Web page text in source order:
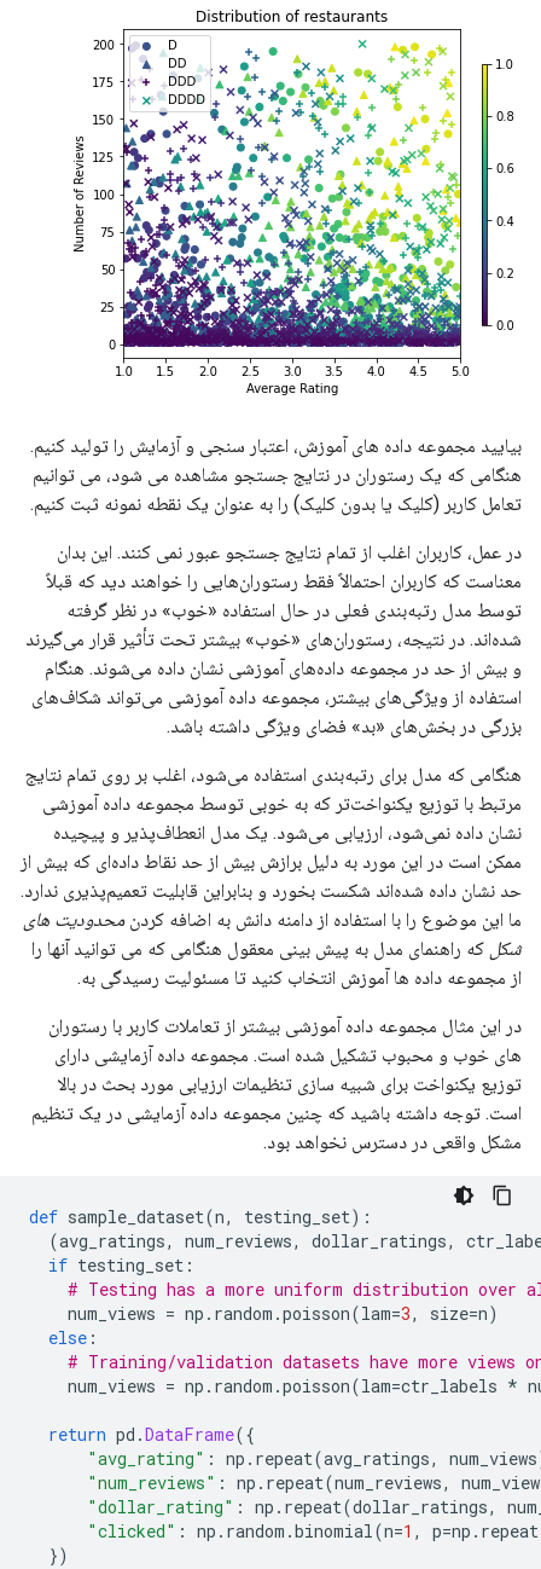
بیایید مجموعه داده های آموزش، اعتبار سنجی و آزمایش را تولید کنیم.
هنگامی که یک رستوران در نتایج جستجو مشاهده می شود، می توانیم
تعامل کاربر (کلیک یا بدون کلیک) را به عنوان یک نقطه نمونه ثبت کنیم.
در عمل، کاربران اغلب از تمام نتایج جستجو عبور نمی کنند. این بدان
معناست که کاربران احتمالاً فقط رستوران‌هایی را خواهند دید که قبلاً
توسط مدل رتبه‌بندی فعلی در حال استفاده «خوب» در نظر گرفته
شده‌اند. در نتیجه، رستوران‌های «خوب» بیشتر تحت تأثیر قرار می‌گیرند
و بیش از حد در مجموعه داده‌های آموزشی نشان داده می‌شوند. هنگام
استفاده از ویژگی‌های بیشتر، مجموعه داده آموزشی می‌تواند شکاف‌های
بزرگی در بخش‌های «بد» فضای ویژگی داشته باشد.
هنگامی که مدل برای رتبه‌بندی استفاده می‌شود، اغلب بر روی تمام نتایج
مرتبط با توزیع یکنواخت‌تر که به خوبی توسط مجموعه داده آموزشی
نشان داده نمی‌شود، ارزیابی می‌شود. یک مدل انعطاف‌پذیر و پیچیده
ممکن است در این مورد به دلیل برازش بیش از حد نقاط داده‌ای که بیش از
حد نشان داده شده‌اند شکست بخورد و بنابراین قابلیت تعمیم‌پذیری ندارد.
ما این موضوع را با استفاده از دامنه دانش به اضافه کردن محدودیت های
شکل که راهنمای مدل به پیش بینی معقول هنگامی که می توانید آنها را
از مجموعه داده ها آموزش انتخاب کنید تا مسئولیت رسیدگی به.
در این مثال مجموعه داده آموزشی بیشتر از تعاملات کاربر با رستوران
های خوب و محبوب تشکیل شده است. مجموعه داده آزمایشی دارای
توزیع یکنواخت برای شبیه سازی تنظیمات ارزیابی مورد بحث در بالا
است. توجه داشته باشید که چنین مجموعه داده آزمایشی در یک تنظیم
مشکل واقعی در دسترس نخواهد بود.
def sample_dataset(n, testing_set):
(avg_ratings, num_reviews, dollar_ratings,
if testing_set :
# Testing has a more uniform distribution over
num_views = np . random .poisson(lam=3, size=n)
else :
# Training/validation datasets have more views
num_views = np . random .poisson(lam=ctr_labels *
return pd .DataFrame({
"avg_rating" : np . repeat(avg_ratings, num_views
"num_reviews" : np . repeat(num_reviews,
"dollar_rating" : np . repeat(dollar_ratings,
"clicked" : np . random .binomial(n=1 , p=np . repeat
})